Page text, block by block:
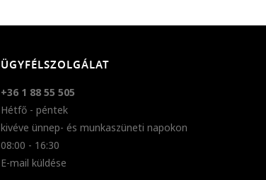
ÜGYFÉLSZOLGÁLAT
+36 1 88 55 505
Hétfő - péntek
kivéve ünnep- és munkaszüneti napokon
08:00 - 16:30
E-mail küldése